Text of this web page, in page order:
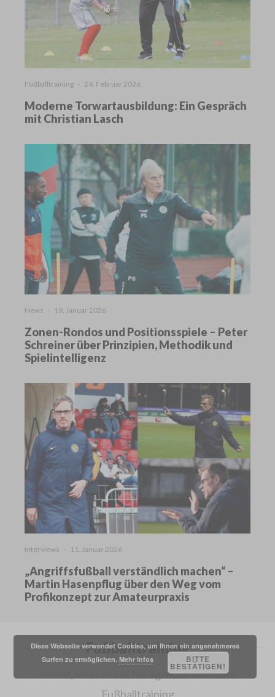
Fußballtraining · 24. Februar 2026
Moderne Torwartausbildung: Ein Gespräch
mit Christian Lasch
News · 19. Januar 2026
Zonen-Rondos und Positionsspiele – Peter
Schreiner über Prinzipien, Methodik und
Spielintelligenz
Interviews · 11. Januar 2026
„Angriffsfußball verständlich machen“ –
Martin Hasenpflug über den Weg vom
Profikonzept zur Amateurpraxis
Fußballtraining
Artikel, Interviews, Neuigkeiten rund ums
Fußballtraining
Diese Webseite verwendet Cookies, um Ihnen ein angenehmeres
Surfen zu ermöglichen. Mehr Infos BITTE
BESTÄTIGEN!